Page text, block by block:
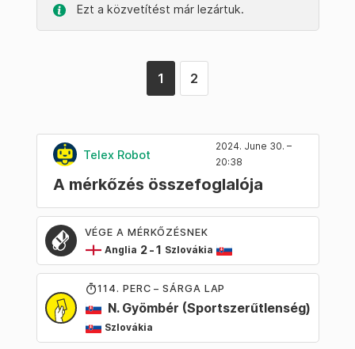
Ezt a közvetítést már lezártuk.
1 2
Telex Robot
2024. June 30. –
20:38
A mérkőzés összefoglalója
VÉGE A MÉRKŐZÉSNEK
Anglia 2 -1 Szlovákia
114. PERC – SÁRGA LAP
N. Gyömbér (Sportszerűtlenség)
Szlovákia